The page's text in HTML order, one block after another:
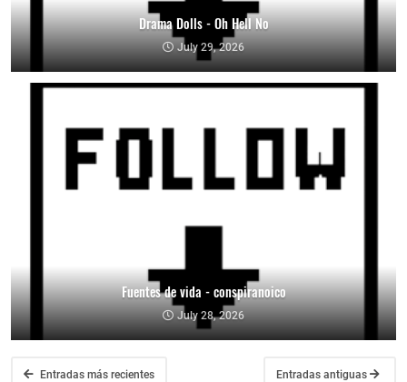
Drama Dolls - Oh Hell No
July 29, 2026
Fuentes de vida - conspiranoico
July 28, 2026
Entradas más recientes Entradas antiguas